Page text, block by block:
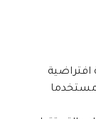
مستخدما